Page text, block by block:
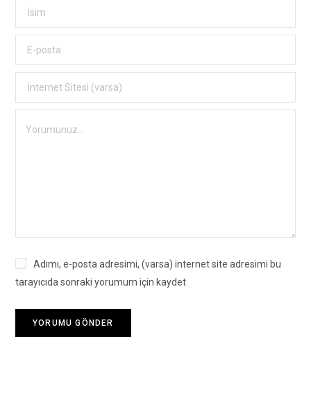
Adımı, e-posta adresimi, (varsa) internet site adresimi bu
tarayıcıda sonraki yorumum için kaydet